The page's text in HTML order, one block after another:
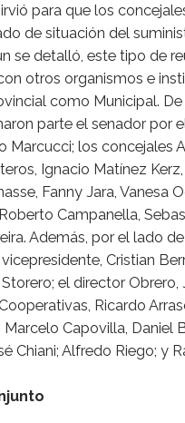
para que los
de situación del
se detalló, este tipo de
otros organismos e
como Municipal.
parte el senador por
Marcucci; los concejales
Ignacio Matínez
Fanny Jara, Vanesa
Campanella,
Además, por el lado
Cristian
el director Obrero,
Ricardo
Capovilla, Daniel
Chiani; Alfredo Riego; y